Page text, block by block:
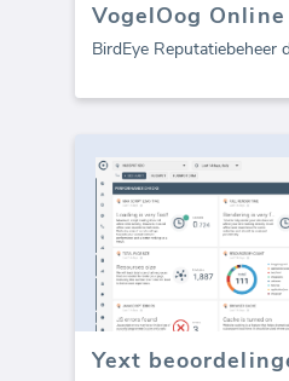
BirdEye Reputatiebeheer